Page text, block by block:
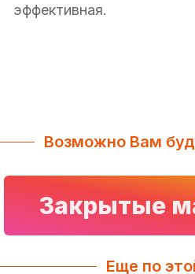
эффективная.
Возможно Вам
Закрытые
Еще по